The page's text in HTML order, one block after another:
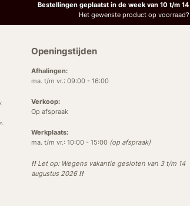
Bestellingen geplaatst in de week van 10 t/m
Het gewenste product op
Openingstijden
Afhalingen:
ma. t/m vr.: 09:00 - 16:00
Verkoop:
Op afspraak
Werkplaats:
ma. t/m vr.: 10:00 - 15:00 (op afspraak)
!!Let op: Wegens vakantie gesloten van 3 t/m 14
augustus 2026 !!